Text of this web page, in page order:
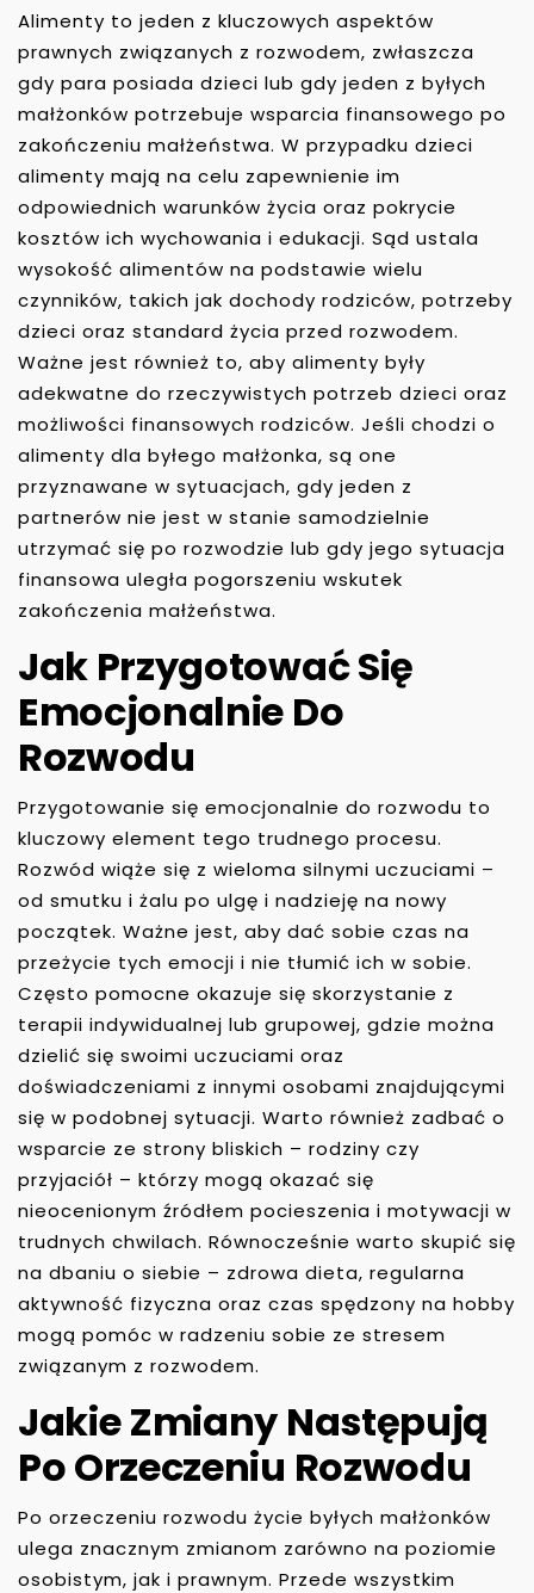
Alimenty to jeden z kluczowych aspektów
prawnych związanych z rozwodem, zwłaszcza
gdy para posiada dzieci lub gdy jeden z byłych
małżonków potrzebuje wsparcia finansowego po
zakończeniu małżeństwa. W przypadku dzieci
alimenty mają na celu zapewnienie im
odpowiednich warunków życia oraz pokrycie
kosztów ich wychowania i edukacji. Sąd ustala
wysokość alimentów na podstawie wielu
czynników, takich jak dochody rodziców, potrzeby
dzieci oraz standard życia przed rozwodem.
Ważne jest również to, aby alimenty były
adekwatne do rzeczywistych potrzeb dzieci oraz
możliwości finansowych rodziców. Jeśli chodzi o
alimenty dla byłego małżonka, są one
przyznawane w sytuacjach, gdy jeden z
partnerów nie jest w stanie samodzielnie
utrzymać się po rozwodzie lub gdy jego sytuacja
finansowa uległa pogorszeniu wskutek
zakończenia małżeństwa.
Jak Przygotować Się
Emocjonalnie Do
Rozwodu
Przygotowanie się emocjonalnie do rozwodu to
kluczowy element tego trudnego procesu.
Rozwód wiąże się z wieloma silnymi uczuciami –
od smutku i żalu po ulgę i nadzieję na nowy
początek. Ważne jest, aby dać sobie czas na
przeżycie tych emocji i nie tłumić ich w sobie.
Często pomocne okazuje się skorzystanie z
terapii indywidualnej lub grupowej, gdzie można
dzielić się swoimi uczuciami oraz
doświadczeniami z innymi osobami znajdującymi
się w podobnej sytuacji. Warto również zadbać o
wsparcie ze strony bliskich – rodziny czy
przyjaciół – którzy mogą okazać się
nieocenionym źródłem pocieszenia i motywacji w
trudnych chwilach. Równocześnie warto skupić się
na dbaniu o siebie – zdrowa dieta, regularna
aktywność fizyczna oraz czas spędzony na hobby
mogą pomóc w radzeniu sobie ze stresem
związanym z rozwodem.
Jakie Zmiany Następują
Po Orzeczeniu Rozwodu
Po orzeczeniu rozwodu życie byłych małżonków
ulega znacznym zmianom zarówno na poziomie
osobistym, jak i prawnym. Przede wszystkim